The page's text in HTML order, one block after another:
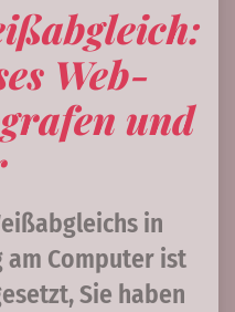
Web-
und
in
Computer ist
Sie haben